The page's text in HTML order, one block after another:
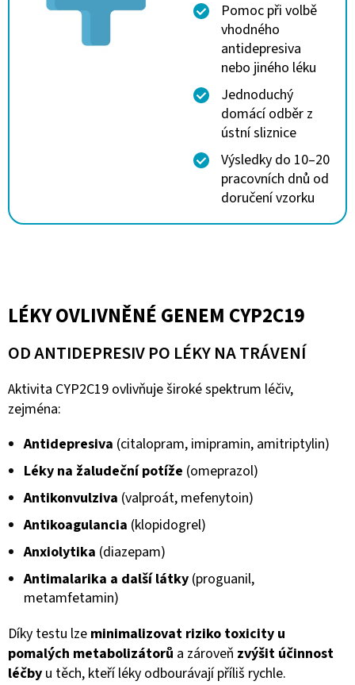
Pomoc při volbě
vhodného
antidepresiva
nebo jiného léku
Jednoduchý
domácí odběr z
ústní sliznice
Výsledky do 10–20
pracovních dnů od
doručení vzorku
LÉKY OVLIVNĚNÉ GENEM CYP2C19
OD ANTIDEPRESIV PO LÉKY NA TRÁVENÍ
Aktivita CYP2C19 ovlivňuje široké spektrum léčiv,
zejména:
Antidepresiva (citalopram, imipramin, amitriptylin)
Léky na žaludeční potíže (omeprazol)
Antikonvulziva (valproát, mefenytoin)
Antikoagulancia (klopidogrel)
Anxiolytika (diazepam)
Antimalarika a další látky (proguanil,
metamfetamin)
Díky testu lze minimalizovat riziko toxicity u
pomalých metabolizátorů a zároveň zvýšit účinnost
léčby u těch, kteří léky odbourávají příliš rychle.